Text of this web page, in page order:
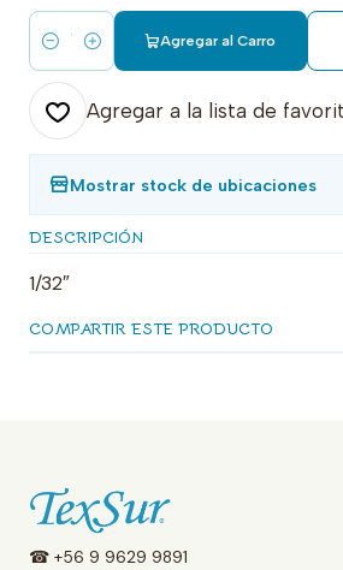
Cantidad
Agregar al Carro
Agregar a la lista de
Mostrar stock de ubicaciones
DESCRIPCIÓN
1/32″
COMPARTIR ESTE PRODUCTO
☎ +56 9 9629 9891